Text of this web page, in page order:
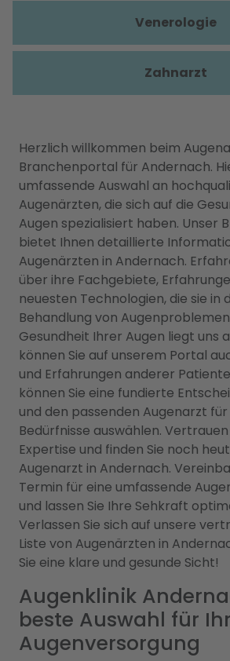
Herzlich willkommen beim
Branchenportal für Andernach.
umfassende Auswahl an
Augenärzten, die sich auf die
Augen spezialisiert haben. Unser
bietet Ihnen detaillierte
Augenärzten in Andernach.
über ihre Fachgebiete,
neuesten Technologien, die sie in
Behandlung von
Gesundheit Ihrer Augen liegt uns
können Sie auf unserem Portal
und Erfahrungen anderer
können Sie eine fundierte
und den passenden Augenarzt
Bedürfnisse auswählen.
Expertise und finden Sie noch
Augenarzt in Andernach.
Termin für eine umfassende
und lassen Sie Ihre Sehkraft
Verlassen Sie sich auf unsere
Liste von Augenärzten in
Sie eine klare und gesunde Sicht!
Augenklinik
beste Auswahl für
Augenversorgung
Venerologie
Zahnarzt